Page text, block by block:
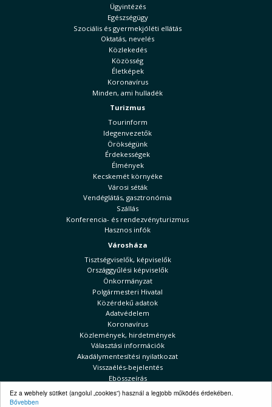
Ez a webhely sütiket (angolul „cookies”) használ a legjobb működés érdekében.
Bővebben
Ügyintézés
Egészségügy
Szociális és gyermekjóléti ellátás
Oktatás, nevelés
Közlekedés
Közösség
Életképek
Koronavírus
Minden, ami hulladék
Turizmus
Tourinform
Idegenvezetők
Örökségünk
Érdekességek
Élmények
Kecskemét környéke
Városi séták
Vendéglátás, gasztronómia
Szállás
Konferencia- és rendezvényturizmus
Hasznos infók
Városháza
Tisztségviselők, képviselők
Országgyűlési képviselők
Önkormányzat
Polgármesteri Hivatal
Közérdekű adatok
Adatvédelem
Koronavírus
Közlemények, hirdetmények
Választási információk
Akadálymentesítési nyilatkozat
Visszaélés-bejelentés
Ebösszeírás
Kecskeméti Hírek